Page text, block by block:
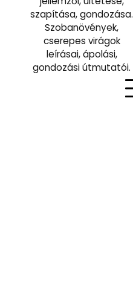
szapítása, gondozása.
Szobanövények,
cserepes virágok
leírásai, ápolási,
gondozási útmutatói.